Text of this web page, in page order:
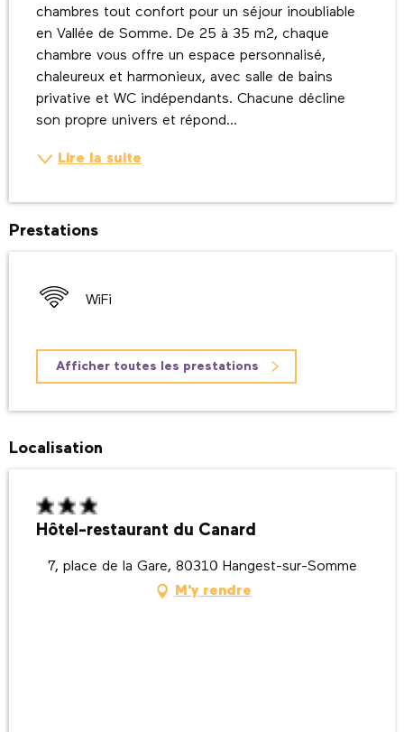
chambres tout confort pour un séjour inoubliable
en Vallée de Somme. De 25 à 35 m2, chaque
chambre vous offre un espace personnalisé,
chaleureux et harmonieux, avec salle de bains
privative et WC indépendants. Chacune décline
son propre univers et répond...
Lire la suite
Prestations
WiFi
Afficher toutes les prestations
Localisation
Hôtel-restaurant du Canard
7, place de la Gare, 80310 Hangest-sur-Somme
M'y rendre